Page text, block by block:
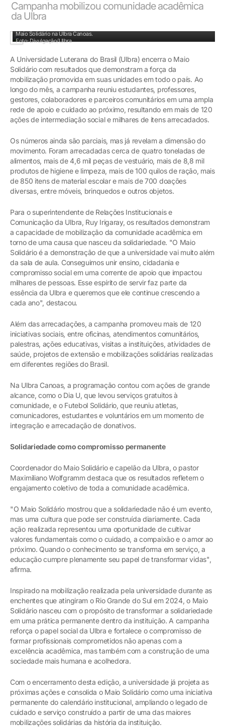
Campanha mobilizou comunidade acadêmica
da Ulbra
Maio Solidário na Ulbra Canoas.
Foto: Divulgação/Ulbra
A Universidade Luterana do Brasil (Ulbra) encerra o Maio
Solidário com resultados que demonstram a força da
mobilização promovida em suas unidades em todo o país. Ao
longo do mês, a campanha reuniu estudantes, professores,
gestores, colaboradores e parceiros comunitários em uma ampla
rede de apoio e cuidado ao próximo, resultando em mais de 120
ações de intermediação social e milhares de itens arrecadados.
Os números ainda são parciais, mas já revelam a dimensão do
movimento. Foram arrecadadas cerca de quatro toneladas de
alimentos, mais de 4,6 mil peças de vestuário, mais de 8,8 mil
produtos de higiene e limpeza, mais de 100 quilos de ração, mais
de 850 itens de material escolar e mais de 700 doações
diversas, entre móveis, brinquedos e outros objetos.
Para o superintendente de Relações Institucionais e
Comunicação da Ulbra, Ruy Irigaray, os resultados demonstram
a capacidade de mobilização da comunidade acadêmica em
torno de uma causa que nasceu da solidariedade. "O Maio
Solidário é a demonstração de que a universidade vai muito além
da sala de aula. Conseguimos unir ensino, cidadania e
compromisso social em uma corrente de apoio que impactou
milhares de pessoas. Esse espírito de servir faz parte da
essência da Ulbra e queremos que ele continue crescendo a
cada ano", destacou.
Além das arrecadações, a campanha promoveu mais de 120
iniciativas sociais, entre oficinas, atendimentos comunitários,
palestras, ações educativas, visitas a instituições, atividades de
saúde, projetos de extensão e mobilizações solidárias realizadas
em diferentes regiões do Brasil.
Na Ulbra Canoas, a programação contou com ações de grande
alcance, como o Dia U, que levou serviços gratuitos à
comunidade, e o Futebol Solidário, que reuniu atletas,
comunicadores, estudantes e voluntários em um momento de
integração e arrecadação de donativos.
Solidariedade como compromisso permanente
Coordenador do Maio Solidário e capelão da Ulbra, o pastor
Maximiliano Wolfgramm destaca que os resultados refletem o
engajamento coletivo de toda a comunidade acadêmica.
"O Maio Solidário mostrou que a solidariedade não é um evento,
mas uma cultura que pode ser construída diariamente. Cada
ação realizada representou uma oportunidade de cultivar
valores fundamentais como o cuidado, a compaixão e o amor ao
próximo. Quando o conhecimento se transforma em serviço, a
educação cumpre plenamente seu papel de transformar vidas",
afirma.
Inspirado na mobilização realizada pela universidade durante as
enchentes que atingiram o Rio Grande do Sul em 2024, o Maio
Solidário nasceu com o propósito de transformar a solidariedade
em uma prática permanente dentro da instituição. A campanha
reforça o papel social da Ulbra e fortalece o compromisso de
formar profissionais comprometidos não apenas com a
excelência acadêmica, mas também com a construção de uma
sociedade mais humana e acolhedora.
Com o encerramento desta edição, a universidade já projeta as
próximas ações e consolida o Maio Solidário como uma iniciativa
permanente do calendário institucional, ampliando o legado de
cuidado e serviço construído a partir de uma das maiores
mobilizações solidárias da história da instituição.